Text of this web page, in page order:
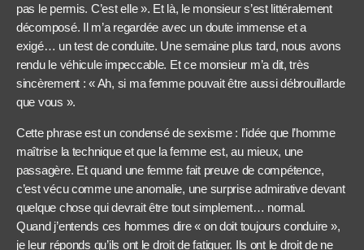
pas le permis. C’est elle ». Et là, le monsieur s’est littéralement
décomposé. Il m’a regardée avec un doute immense et a
exigé… un test de conduite. Une semaine plus tard, nous avons
rendu le véhicule impeccable. Et ce monsieur m’a dit, très
sincèrement : « Ah, si ma femme pouvait être aussi débrouillarde
que vous ».
Cette phrase est un condensé de sexisme : l’idée que l’homme
maîtrise la technique et que la femme est, au mieux, une
passagère. Et quand une femme fait preuve de compétence,
c’est vécu comme une anomalie, une surprise admirative devant
quelque chose qui devrait être tout simplement… normal.
Quand j’entends ces hommes dire « on doit toujours conduire »,
je leur réponds qu’ils ont le droit de fatiguer. Ils ont le droit de ne